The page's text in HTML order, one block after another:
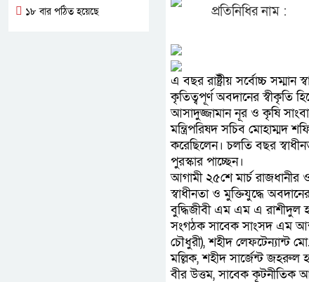
প্রতিনিধির নাম :
এ বছর রাষ্ট্রীয় সর্বোচ্চ
কৃতিত্বপূর্ণ অবদানের স্বীকৃতি
আসাদুজ্জামান নূর ও কৃষি
মন্ত্রিপরিষদ সচিব
করেছিলেন। চলতি বছর
পুরস্কার পাচ্ছেন।
আগামী ২৫শে মার্চ রাজধানীর
স্বাধীনতা ও মুক্তিযুদ্ধে
বুদ্ধিজীবী এম এম এ রাশীদুল
সংগঠক সাবেক সাংসদ এম
চৌধুরী), শহীদ লেফটেন্যান্ট
মল্লিক, শহীদ সার্জেন্ট জহরুল
বীর উত্তম, সাবেক কূটনীতিক
১৮ বার পঠিত হয়েছে